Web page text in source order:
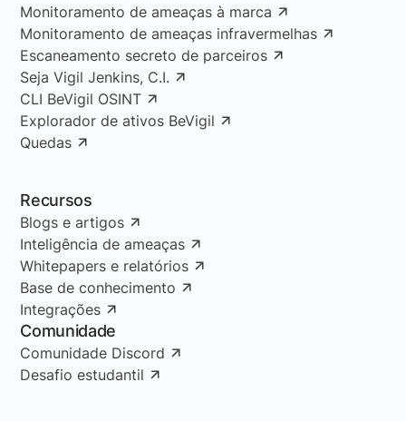
Monitoramento de ameaças à marca
Monitoramento de ameaças infravermelhas
Escaneamento secreto de parceiros
Seja Vigil Jenkins, C.I.
CLI BeVigil OSINT
Explorador de ativos BeVigil
Quedas
Recursos
Blogs e artigos
Inteligência de ameaças
Whitepapers e relatórios
Base de conhecimento
Integrações
Comunidade
Comunidade Discord
Desafio estudantil